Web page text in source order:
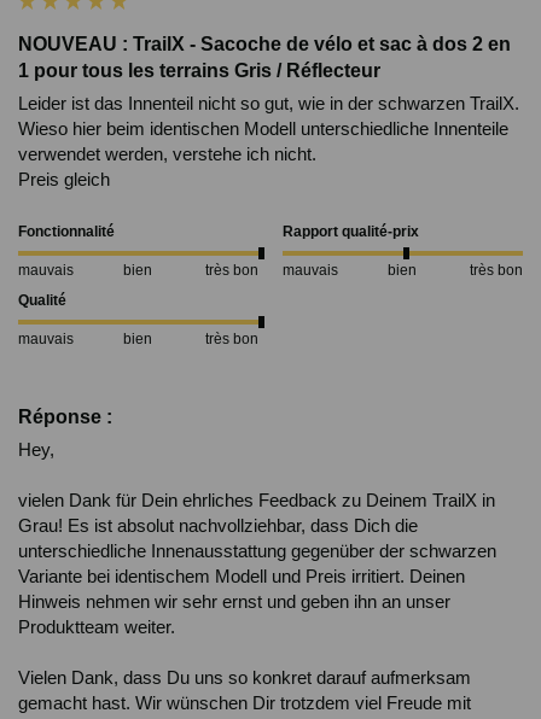
NOUVEAU : TrailX - Sacoche de vélo et sac à dos 2 en
1 pour tous les terrains Gris / Réflecteur
Leider ist das Innenteil nicht so gut, wie in der schwarzen TrailX.
Wieso hier beim identischen Modell unterschiedliche Innenteile
verwendet werden, verstehe ich nicht.
Preis gleich
Fonctionnalité
mauvais bien très bon
Rapport qualité-prix
mauvais bien
très bon
Qualité
mauvais bien très bon
Réponse :
Hey,
vielen Dank für Dein ehrliches Feedback zu Deinem TrailX in
Grau! Es ist absolut nachvollziehbar, dass Dich die
unterschiedliche Innenausstattung gegenüber der schwarzen
Variante bei identischem Modell und Preis irritiert. Deinen
Hinweis nehmen wir sehr ernst und geben ihn an unser
Produktteam weiter.
Vielen Dank, dass Du uns so konkret darauf aufmerksam
gemacht hast. Wir wünschen Dir trotzdem viel Freude mit